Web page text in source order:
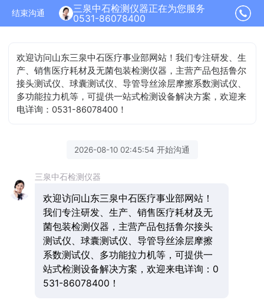
结束沟通
三泉中石检测仪器正在为您服务
0531-86078400
欢迎访问山东三泉中石医疗事业部网站！我们专注研发、生
产、销售医疗耗材及无菌包装检测仪器，主营产品包括鲁尔
接头测试仪、球囊测试仪、导管导丝涂层摩擦系数测试仪、
多功能拉力机等，可提供一站式检测设备解决方案，欢迎来
电详询：0531-86078400！
2026-08-10 02:45:54 开始沟通
三泉中石检测仪器
欢迎访问山东三泉中石医疗事业部网站！
我们专注研发、生产、销售医疗耗材及无
菌包装检测仪器，主营产品包括鲁尔接头
测试仪、球囊测试仪、导管导丝涂层摩擦
系数测试仪、多功能拉力机等，可提供一
站式检测设备解决方案，欢迎来电详询：0
531-86078400！